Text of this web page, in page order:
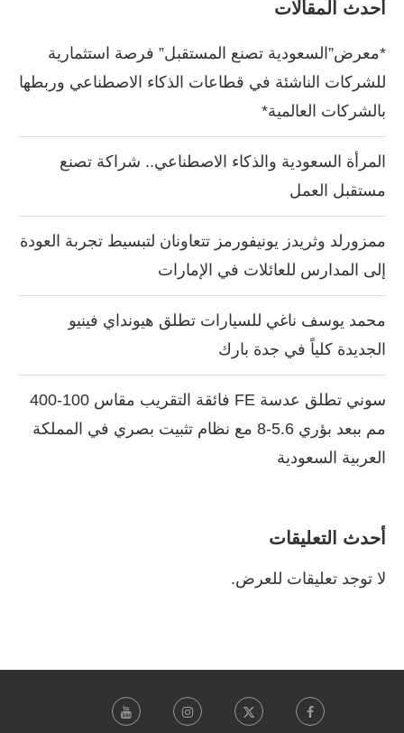
أحدث المقالات
*معرض”السعودية تصنع المستقبل” فرصة استثمارية
للشركات الناشئة في قطاعات الذكاء الاصطناعي وربطها
بالشركات العالمية*
المرأة السعودية والذكاء الاصطناعي.. شراكة تصنع
مستقبل العمل
ممزورلد وثريدز يونيفورمز تتعاونان لتبسيط تجربة العودة
إلى المدارس للعائلات في الإمارات
محمد يوسف ناغي للسيارات تطلق هيونداي فينيو
الجديدة كلياً في جدة بارك
سوني تطلق عدسة FE فائقة التقريب مقاس 100-400
مم ببعد بؤري 5.6-8 مع نظام تثبيت بصري في المملكة
العربية السعودية
أحدث التعليقات
لا توجد تعليقات للعرض.